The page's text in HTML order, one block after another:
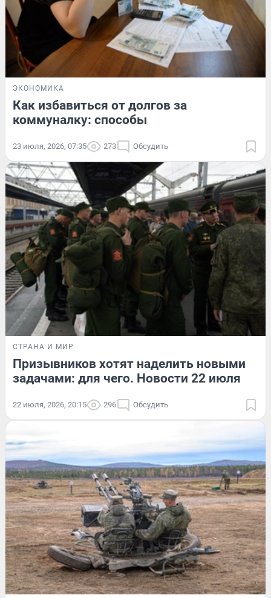
ЭКОНОМИКА
Как избавиться от долгов за
коммуналку: способы
23 июля, 2026, 07:35 273 Обсудить
СТРАНА И МИР
Призывников хотят наделить новыми
задачами: для чего. Новости 22 июля
22 июля, 2026, 20:15 296 Обсудить